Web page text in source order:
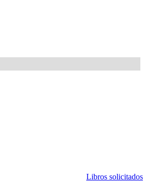
Libros solicitados